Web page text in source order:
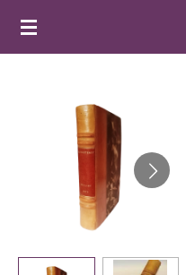
Passer